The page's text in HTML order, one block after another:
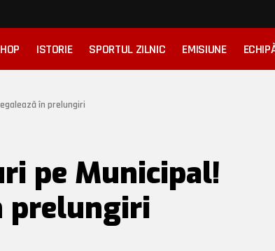
ISTORIE SPORTUL ZILNIC EMISIUNE
în prelungiri
pe Municipal!
prelungiri